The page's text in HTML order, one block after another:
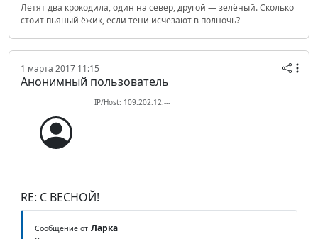
Летят два крокодила, один на север, другой — зелёный. Сколько
стоит пьяный ёжик, если тени исчезают в полночь?
1 марта 2017 11:15
Анонимный пользователь
IP/Host: 109.202.12.---
RE: С ВЕСНОЙ!
Сообщение от Ларка